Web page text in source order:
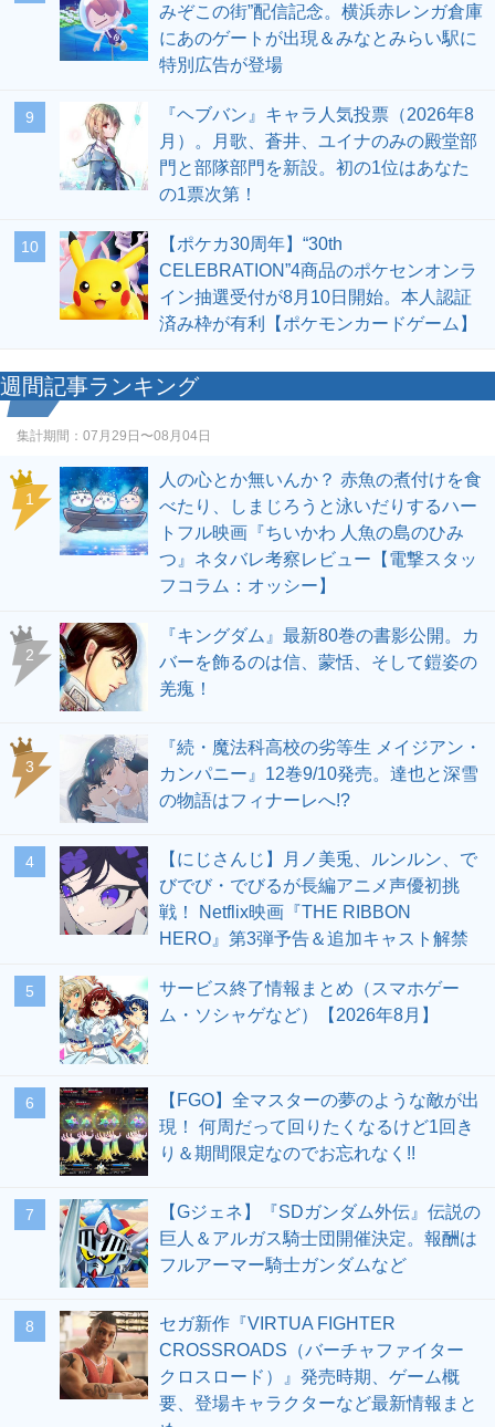
みぞこの街”配信記念。横浜赤レンガ倉庫
にあのゲートが出現＆みなとみらい駅に
特別広告が登場
9
『ヘブバン』キャラ人気投票（2026年8
月）。月歌、蒼井、ユイナのみの殿堂部
門と部隊部門を新設。初の1位はあなた
の1票次第！
10
【ポケカ30周年】“30th
CELEBRATION”4商品のポケセンオンラ
イン抽選受付が8月10日開始。本人認証
済み枠が有利【ポケモンカードゲーム】
週間記事ランキング
集計期間： 07月29日〜08月04日
1
人の心とか無いんか？ 赤魚の煮付けを食
べたり、しまじろうと泳いだりするハー
トフル映画『ちいかわ 人魚の島のひみ
つ』ネタバレ考察レビュー【電撃スタッ
フコラム：オッシー】
2
『キングダム』最新80巻の書影公開。カ
バーを飾るのは信、蒙恬、そして鎧姿の
羌瘣！
3
『続・魔法科高校の劣等生 メイジアン・
カンパニー』12巻9/10発売。達也と深雪
の物語はフィナーレへ!?
4
【にじさんじ】月ノ美兎、ルンルン、で
びでび・でびるが長編アニメ声優初挑
戦！ Netflix映画『THE RIBBON
HERO』第3弾予告＆追加キャスト解禁
5
サービス終了情報まとめ（スマホゲー
ム・ソシャゲなど）【2026年8月】
6
【FGO】全マスターの夢のような敵が出
現！ 何周だって回りたくなるけど1回き
り＆期間限定なのでお忘れなく!!
7
【Gジェネ】『SDガンダム外伝』伝説の
巨人＆アルガス騎士団開催決定。報酬は
フルアーマー騎士ガンダムなど
8
セガ新作『VIRTUA FIGHTER
CROSSROADS（バーチャファイター
クロスロード）』発売時期、ゲーム概
要、登場キャラクターなど最新情報まと